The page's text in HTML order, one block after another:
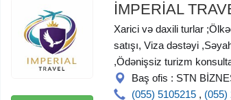
İMPERİAL
Xarici və daxili turlar
satışı, Viza dəstəyi
,Ödənişsiz turizm
Baş ofis : STN
(055) 5105215 , (055)